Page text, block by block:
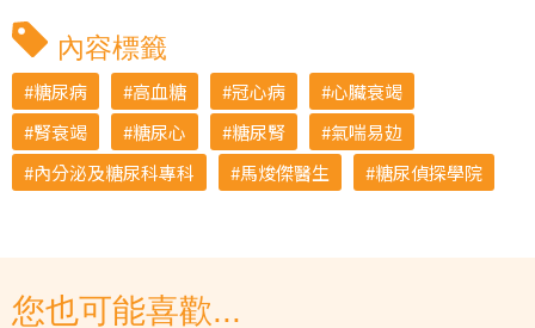
內容標籤
糖尿病 高血糖 冠心病
心臟衰竭
腎衰竭
糖尿心 糖尿腎
氣喘易攰
內分泌及糖尿科專科
馬焌傑醫生 糖尿偵探學院
您也可能喜歡...